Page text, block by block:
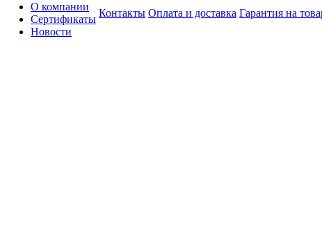
О компании
Сертификаты
Новости
Контакты Оплата и доставка Гарантия на